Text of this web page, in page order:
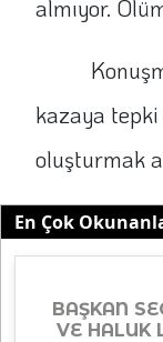
almıyor.
kazaya tepki
oluşturmak
En Çok
BAŞKAN
VE HALUK